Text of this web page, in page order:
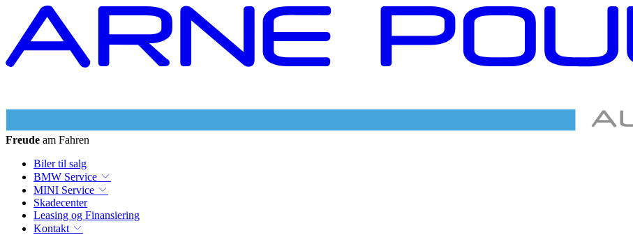
Freude am Fahren
Biler til salg
BMW Service
MINI Service
Skadecenter
Leasing og Finansiering
Kontakt